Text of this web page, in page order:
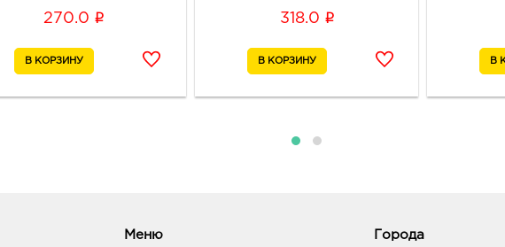
270.0 i 318.0 i
Меню Города